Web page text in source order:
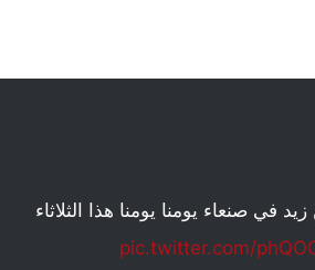
في صنعاء يومنا يومنا هذا الثلاثاء
pic.twitter.com/